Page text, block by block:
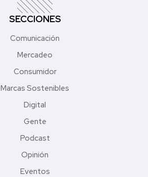
SECCIONES
Comunicación
Mercadeo
Consumidor
Marcas Sostenibles
Digital
Gente
Podcast
Opinión
Eventos